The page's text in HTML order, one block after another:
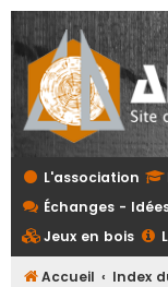
L'association
Échanges -
Jeux en bois
Accueil Index